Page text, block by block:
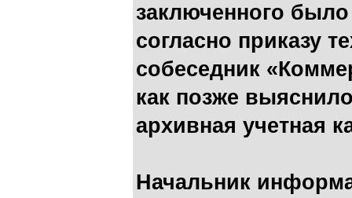
заключенного
согласно приказу
собеседник
как позже
архивная учетная
Начальник